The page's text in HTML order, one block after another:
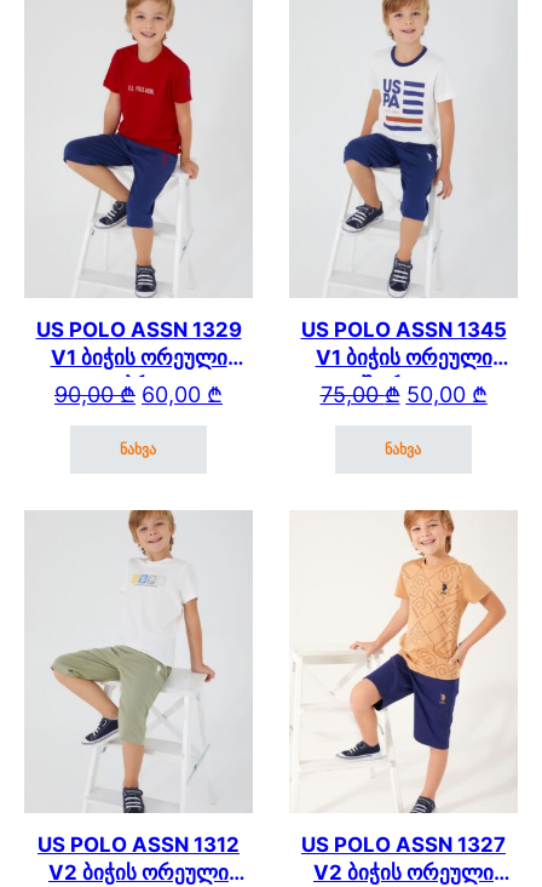
US POLO ASSN 1329
V1 ბიჭის ორეული
კაპრით
90,00₾ Original price was: 90,00 ₾.
60,00 ₾
Current price is: 60,00 ₾.
ნახვა
US POLO ASSN 1345
V1 ბიჭის ორეული
შორტით
75,00₾ Original price
50,00 ₾
Current price is:
ნახვა
US POLO ASSN 1312
V2 ბიჭის ორეული
US POLO ASSN 1327
V2 ბიჭის ორეული